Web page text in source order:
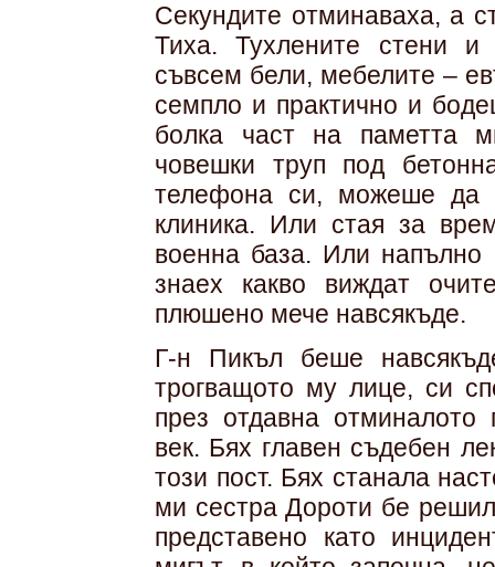
Секундите отминаваха, а
Тиха. Тухлените стени
съвсем бели, мебелите –
семпло и практично и
болка част на паметта
човешки труп под
телефона си, можеше да
клиника. Или стая за
военна база. Или
знаех какво виждат
плюшено мече навсякъде.
Г-н Пикъл беше
трогващото му лице, си
през отдавна
век. Бях главен съдебен
този пост. Бях станала
ми сестра Дороти бе
представено като